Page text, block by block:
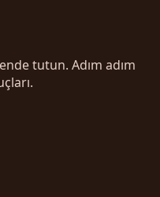
tutun. Adım adım